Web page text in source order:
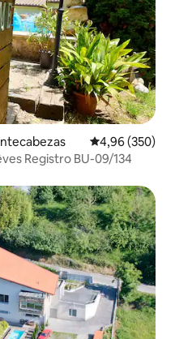
Évaluation
4,96 (350)
Registro BU-09/134